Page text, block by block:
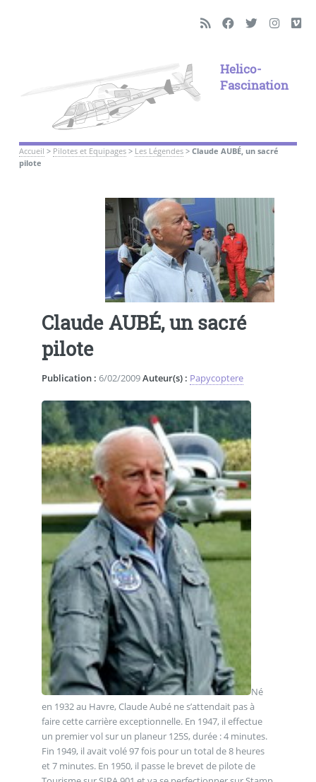
Helico-
Fascination
Accueil > Pilotes et Equipages> Les Légendes> Claude AUBÉ, un sacré
pilote
Claude AUBÉ, un sacré
pilote
Publication : 6/02/2009Auteur(s) : Papycoptere
Né
en 1932 au Havre, Claude Aubé ne s’attendait pas à
faire cette carrière exceptionnelle. En 1947, il effectue
un premier vol sur un planeur 125S, durée : 4 minutes.
Fin 1949, il avait volé 97 fois pour un total de 8 heures
et 7 minutes. En 1950, il passe le brevet de pilote de